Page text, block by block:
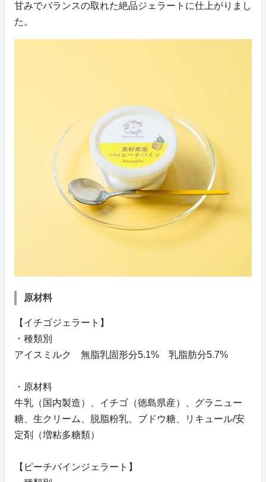
甘みでバランスの取れた絶品ジェラートに仕上がりまし
た。
原材料
【イチゴジェラート】
・種類別
アイスミルク 無脂乳固形分5.1% 乳脂肪分5.7%
・原材料
牛乳（国内製造）、イチゴ（徳島県産）、グラニュー
糖、生クリーム、脱脂粉乳、ブドウ糖、リキュール/安
定剤（増粘多糖類）
【ピーチパインジェラート】